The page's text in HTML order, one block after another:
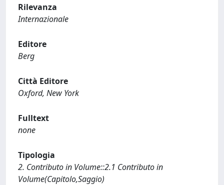
Rilevanza
Internazionale
Editore
Berg
Città Editore
Oxford, New York
Fulltext
none
Tipologia
2. Contributo in Volume::2.1 Contributo in
Volume(Capitolo,Saggio)